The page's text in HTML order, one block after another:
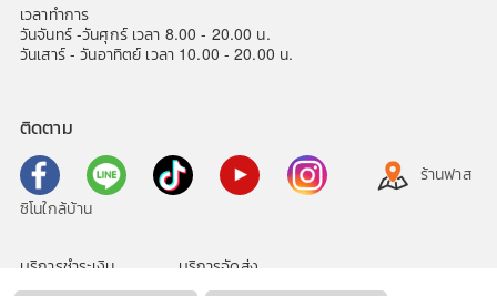
เวลาทำการ
วันจันทร์ -วันศุกร์ เวลา 8.00 - 20.00 น.
วันเสาร์ - วันอาทิตย์ เวลา 10.00 - 20.00 น.
ติดตาม
ร้านฟาส
ซิโนใกล้บ้าน
บริการชำระเงิน บริการจัดส่ง